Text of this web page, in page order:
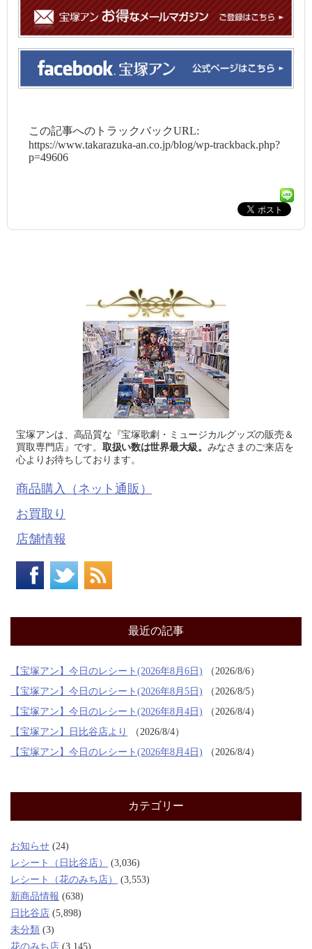
この記事へのトラックバックURL:
https://www.takarazuka-an.co.jp/blog/wp-trackback.php?
p=49606
宝塚アンは、高品質な『宝塚歌劇・ミュージカルグッズの販売＆
買取専門店』です。 取扱い数は世界最大級。 みなさまのご来店を
心よりお待ちしております。
商品購入（ネット通販）
お買取り
店舗情報
最近の記事
【宝塚アン】今日のレシート(2026年8月6日)
2026/8/6
【宝塚アン】今日のレシート(2026年8月5日)
2026/8/5
【宝塚アン】今日のレシート(2026年8月4日)
2026/8/4
【宝塚アン】日比谷店より
2026/8/4
【宝塚アン】今日のレシート(2026年8月4日)
2026/8/4
カテゴリー
お知らせ (24)
レシート（日比谷店）
(3,036)
レシート（花のみち店）
(3,553)
新商品情報 (638)
日比谷店 (5,898)
未分類 (3)
花のみち店 (3,145)